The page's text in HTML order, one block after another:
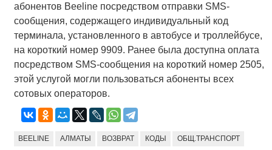
абонентов Beeline посредством отправки SMS-
сообщения, содержащего индивидуальный код
терминала, установленного в автобусе и троллейбусе,
на короткий номер 9909. Ранее была доступна оплата
посредством SMS-сообщения на короткий номер 2505,
этой услугой могли пользоваться абоненты всех
сотовых операторов.
BEELINE АЛМАТЫ ВОЗВРАТ КОДЫ ОБЩ.ТРАНСПОРТ